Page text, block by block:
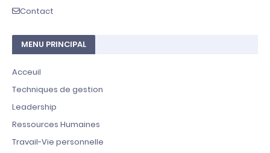
Contact
MENU PRINCIPAL
Acceuil
Techniques de gestion
Leadership
Ressources Humaines
Travail-Vie personnelle